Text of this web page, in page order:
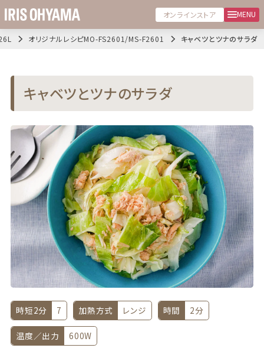
オンラインストア MENU
オリジナルレシピMO-FS2601/MS-F2601 キャベツとツナのサラダ
キャベツとツナのサラダ
時短2分 7 加熱方式 レンジ 時間 2分
温度／出力 600W